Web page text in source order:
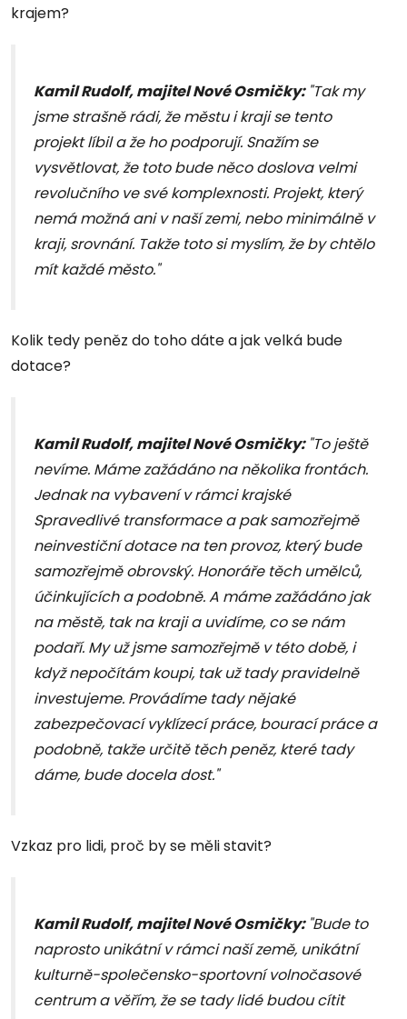
krajem?
Kamil Rudolf, majitel Nové Osmičky: "Tak my
jsme strašně rádi, že městu i kraji se tento
projekt líbil a že ho podporují. Snažím se
vysvětlovat, že toto bude něco doslova velmi
revolučního ve své komplexnosti. Projekt, který
nemá možná ani v naší zemi, nebo minimálně v
kraji, srovnání. Takže toto si myslím, že by chtělo
mít každé město."
Kolik tedy peněz do toho dáte a jak velká bude
dotace?
Kamil Rudolf, majitel Nové Osmičky: "To ještě
nevíme. Máme zažádáno na několika frontách.
Jednak na vybavení v rámci krajské
Spravedlivé transformace a pak samozřejmě
neinvestiční dotace na ten provoz, který bude
samozřejmě obrovský. Honoráře těch umělců,
účinkujících a podobně. A máme zažádáno jak
na městě, tak na kraji a uvidíme, co se nám
podaří. My už jsme samozřejmě v této době, i
když nepočítám koupi, tak už tady pravidelně
investujeme. Provádíme tady nějaké
zabezpečovací vyklízecí práce, bourací práce a
podobně, takže určitě těch peněz, které tady
dáme, bude docela dost."
Vzkaz pro lidi, proč by se měli stavit?
Kamil Rudolf, majitel Nové Osmičky: "Bude to
naprosto unikátní v rámci naší země, unikátní
kulturně-společensko-sportovní volnočasové
centrum a věřím, že se tady lidé budou cítit